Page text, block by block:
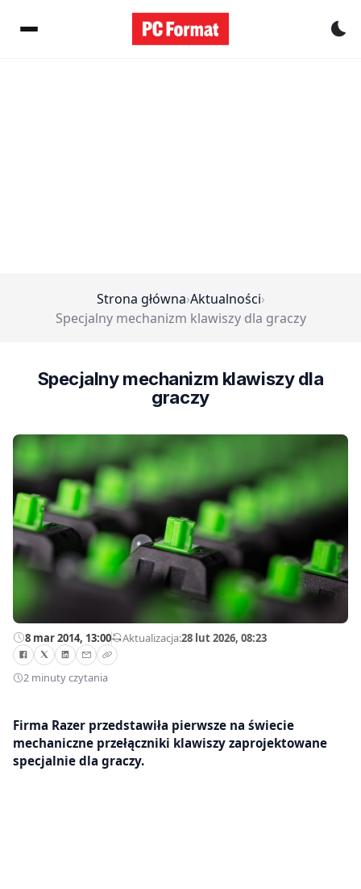
Strona główna›Aktualności›
Specjalny mechanizm klawiszy dla graczy
Specjalny mechanizm klawiszy dla
graczy
8 mar 2014, 13:00—Aktualizacja:28 lut 2026, 08:23
2 minuty czytania
Firma Razer przedstawiła pierwsze na świecie
mechaniczne przełączniki klawiszy zaprojektowane
specjalnie dla graczy.